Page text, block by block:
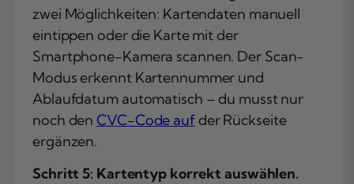
zwei Möglichkeiten: Kartendaten manuell
eintippen oder die Karte mit der
Smartphone-Kamera scannen. Der Scan-
Modus erkennt Kartennummer und
Ablaufdatum automatisch – du musst nur
noch denCVC-Code aufder Rückseite
ergänzen.
Schritt 5: Kartentyp korrekt auswählen.